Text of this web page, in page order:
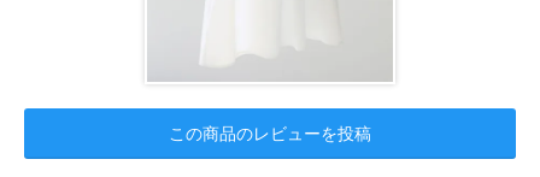
この商品のレビューを投稿